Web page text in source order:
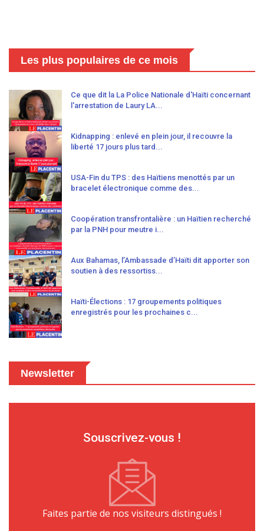
Les plus populaires de ce mois
Ce que dit la La Police Nationale d'Haïti concernant
l'arrestation de Laury LA...
Kidnapping : enlevé en plein jour, il recouvre la
liberté 17 jours plus tard...
USA-Fin du TPS : des Haïtiens menottés par un
bracelet électronique comme des...
Coopération transfrontalière : un Haïtien recherché
par la PNH pour meutre i...
Aux Bahamas, l’Ambassade d’Haïti dit apporter son
soutien à des ressortiss...
Haïti-Élections : 17 groupements politiques
enregistrés pour les prochaines c...
Newsletter
Souscrivez-vous !
Faites partie de nos visiteurs distingués !